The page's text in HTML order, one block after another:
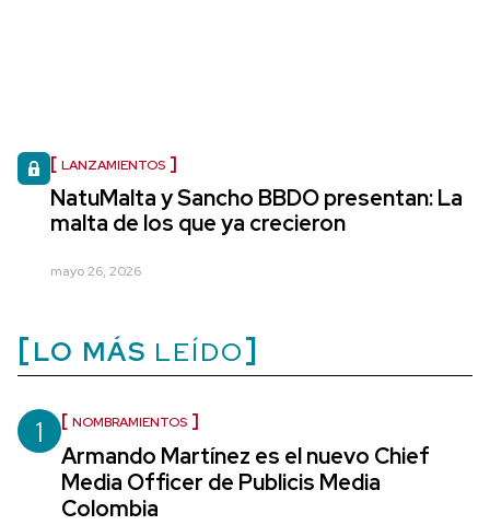
LANZAMIENTOS
NatuMalta y Sancho BBDO presentan: La
malta de los que ya crecieron
mayo 26, 2026
LO MÁS LEÍDO
1 NOMBRAMIENTOS
Armando Martínez es el nuevo Chief
Media Officer de Publicis Media
Colombia